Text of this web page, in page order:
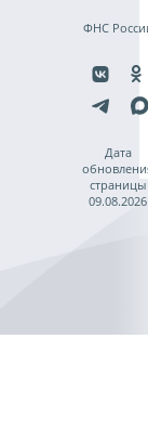
ФНС
Дата
страницы
09.08.2026